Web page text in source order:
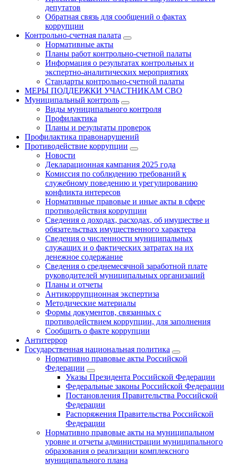
депутатов
Обратная связь для сообщений о фактах
коррупции
Контрольно-счетная палата
Нормативные акты
Планы работ контрольно-счетной палаты
Информация о результатах контрольных и
экспертно-аналитических мероприятиях
Стандарты контрольно-счетной палаты
МЕРЫ ПОДДЕРЖКИ УЧАСТНИКАМ СВО
Муниципальный контроль
Виды муниципального контроля
Профилактика
Планы и результаты проверок
Профилактика правонарушений
Противодействие коррупции
Новости
Декларационная кампания 2025 года
Комиссия по соблюдению требований к
служебному поведению и урегулированию
конфликта интересов
Нормативные правовые и иные акты в сфере
противодействия коррупции
Сведения о доходах, расходах, об имуществе и
обязательствах имущественного характера
Сведения о численности муниципальных
служащих и о фактических затратах на их
денежное содержание
Сведения о среднемесячной заработной плате
руководителей муниципальных организаций
Планы и отчеты
Антикоррупционная экспертиза
Методические материалы
Формы документов, связанных с
противодействием коррупции, для заполнения
Сообщить о факте коррупции
Антитеррор
Государственная национальная политика
Нормативно правовые акты Российской
Федерации
Указы Президента Российской Федерации
Федеральные законы Российской Федерации
Постановления Правительства Российской
Федерации
Распоряжения Правительства Российской
Федерации
Нормативно правовые акты на муниципальном
уровне и отчеты администрации муниципального
образования о реализации комплексного
муниципального плана